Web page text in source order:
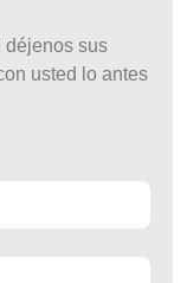
déjenos sus
usted lo antes